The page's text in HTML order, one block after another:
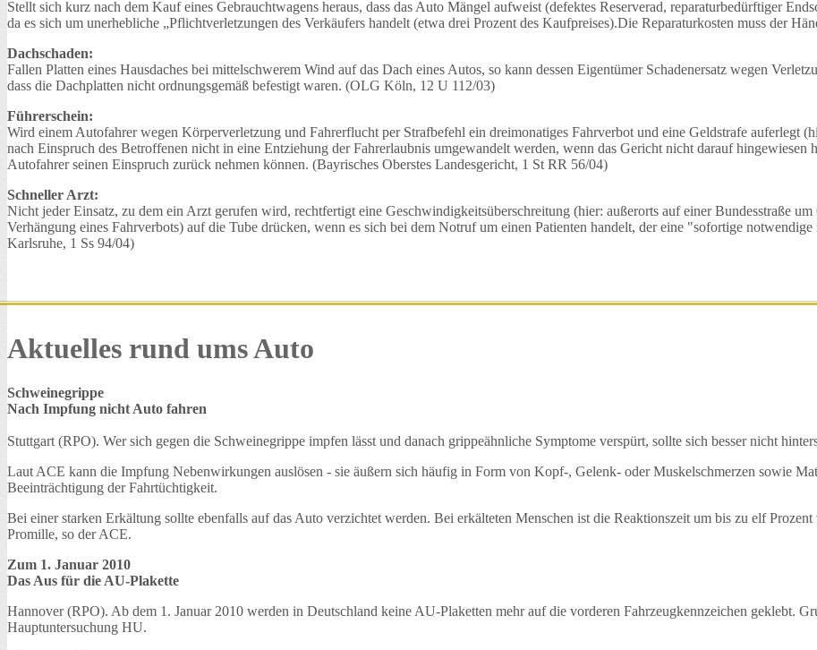
Stellt sich kurz nach dem Kauf eines Gebrauchtwagens heraus, dass das Auto Mängel aufweist (defektes Reserverad, reparaturbedürftiger
da es sich um unerhebliche „Pflichtverletzungen des Verkäufers handelt (etwa drei Prozent des Kaufpreises).Die Reparaturkosten muss der
Dachschaden:
Fallen Platten eines Hausdaches bei mittelschwerem Wind auf das Dach eines Autos, so kann dessen Eigentümer Schadenersatz wegen
dass die Dachplatten nicht ordnungsgemäß befestigt waren. (OLG Köln, 12 U 112/03)
Führerschein:
Wird einem Autofahrer wegen Körperverletzung und Fahrerflucht per Strafbefehl ein dreimonatiges Fahrverbot und eine Geldstrafe auferlegt
nach Einspruch des Betroffenen nicht in eine Entziehung der Fahrerlaubnis umgewandelt werden, wenn das Gericht nicht darauf hingewiesen
Autofahrer seinen Einspruch zurück nehmen können. (Bayrisches Oberstes Landesgericht, 1 St RR 56/04)
Schneller Arzt:
Nicht jeder Einsatz, zu dem ein Arzt gerufen wird, rechtfertigt eine Geschwindigkeitsüberschreitung (hier: außerorts auf einer Bundesstraße
Verhängung eines Fahrverbots) auf die Tube drücken, wenn es sich bei dem Notruf um einen Patienten handelt, der eine "sofortige
Karlsruhe, 1 Ss 94/04)
Aktuelles rund ums Auto
Schweinegrippe
Nach Impfung nicht Auto fahren
Stuttgart (RPO). Wer sich gegen die Schweinegrippe impfen lässt und danach grippeähnliche Symptome verspürt, sollte sich besser nicht
Laut ACE kann die Impfung Nebenwirkungen auslösen - sie äußern sich häufig in Form von Kopf-, Gelenk- oder Muskelschmerzen sowie
Beeinträchtigung der Fahrtüchtigkeit.
Bei einer starken Erkältung sollte ebenfalls auf das Auto verzichtet werden. Bei erkälteten Menschen ist die Reaktionszeit um bis zu elf
Promille, so der ACE.
Zum 1. Januar 2010
Das Aus für die AU-Plakette
Hannover (RPO). Ab dem 1. Januar 2010 werden in Deutschland keine AU-Plaketten mehr auf die vorderen Fahrzeugkennzeichen geklebt.
Hauptuntersuchung HU.